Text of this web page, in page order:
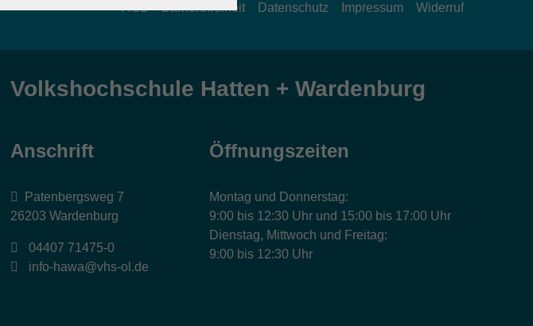
AGB Barrierefreiheit Datenschutz Impressum Widerruf
Volkshochschule Hatten + Wardenburg
Anschrift
Patenbergsweg 7
26203 Wardenburg
04407 71475-0
info-hawa@vhs-ol.de
Öffnungszeiten
Montag und Donnerstag:
9:00 bis 12:30 Uhr und 15:00 bis 17:00 Uhr
Dienstag, Mittwoch und Freitag:
9:00 bis 12:30 Uhr